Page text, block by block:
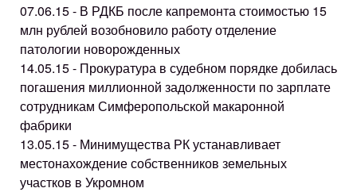
07.06.15 - В РДКБ после капремонта стоимостью 15
млн рублей возобновило работу отделение
патологии новорожденных
14.05.15 - Прокуратура в судебном порядке добилась
погашения миллионной задолженности по зарплате
сотрудникам Симферопольской макаронной
фабрики
13.05.15 - Минимущества РК устанавливает
местонахождение собственников земельных
участков в Укромном